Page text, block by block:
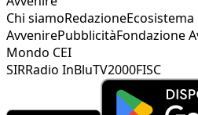
Chi siamoRedazioneEcosistema
AvvenirePubblicitàFondazione
Mondo CEI
SIRRadio InBluTV2000FISC